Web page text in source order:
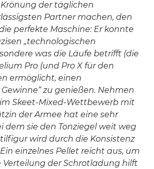
der täglichen
Partner machen, den
perfekte Maschine: Er konnte
„technologischen
was die Läufe betrifft (die
Pro (und Pro X für den
ermöglicht, einen
zu genießen. Nehmen
Skeet-Mixed-Wettbewerb mit
der Armee hat eine sehr
dem sie den Tonziegel weit weg
wird durch die Konsistenz
einzelnes Pellet reicht aus, um
Verteilung der Schrotladung hilft